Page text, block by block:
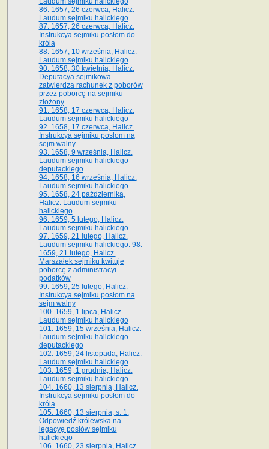
86. 1657, 26 czerwca, Halicz.
Laudum sejmiku halickiego
87. 1657, 26 czerwca, Halicz.
Instrukcya sejmiku posłom do
króla
88. 1657, 10 września, Halicz.
Laudum sejmiku halickiego
90. 1658, 30 kwietnia, Halicz.
Deputacya sejmikowa
zatwierdza rachunek z poborów
przez poborcę na sejmiku
złożony
91. 1658, 17 czerwca, Halicz.
Laudum sejmiku halickiego
92. 1658, 17 czerwca, Halicz.
Instrukcya sejmiku posłom na
sejm walny
93. 1658, 9 września, Halicz.
Laudum sejmiku halickiego
deputackiego
94. 1658, 16 września, Halicz.
Laudum sejmiku halickiego
95. 1658, 24 października,
Halicz. Laudum sejmiku
halickiego
96. 1659, 5 lutego, Halicz.
Laudum sejmiku halickiego
97. 1659, 21 lutego, Halicz.
Laudum sejmiku halickiego. 98.
1659, 21 lutego, Halicz.
Marszałek sejmiku kwituje
poborcę z administracyi
podatków
99. 1659, 25 lutego, Halicz.
Instrukcya sejmiku posłom na
sejm walny
100. 1659, 1 lipca, Halicz.
Laudum sejmiku halickiego
101. 1659, 15 września, Halicz.
Laudum sejmiku halickiego
deputackiego
102. 1659, 24 listopada, Halicz.
Laudum sejmiku halickiego
103. 1659, 1 grudnia, Halicz.
Laudum sejmiku halickiego
104. 1660, 13 sierpnia, Halicz.
Instrukcya sejmiku posłom do
króla
105. 1660, 13 sierpnia, s. 1.
Odpowiedź królewska na
legacyę posłów sejmiku
halickiego
106. 1660, 23 sierpnia, Halicz.